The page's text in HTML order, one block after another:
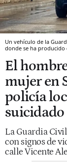
Un vehículo de la
donde se ha producido
El
mujer en
policía
La Guardia
con signos de
calle Vicente